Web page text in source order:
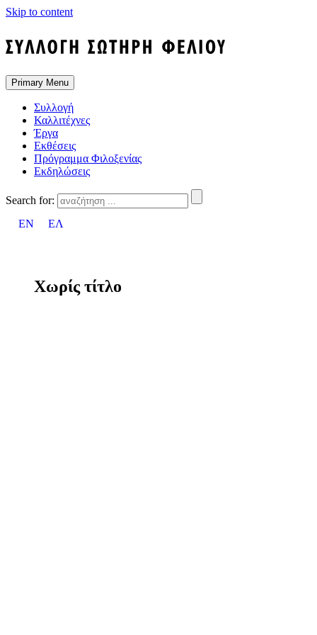
Skip to content
Primary Menu
Συλλογή
Καλλιτέχνες
Έργα
Εκθέσεις
Πρόγραμμα Φιλοξενίας
Εκδηλώσεις
Search for:
EN
ΕΛ
Χωρίς τίτλο